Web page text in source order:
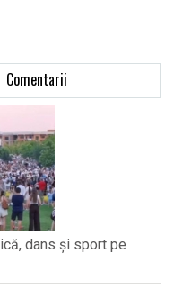
Comentarii
dans și sport pe